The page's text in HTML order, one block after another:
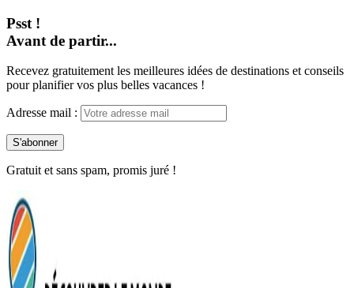
Psst !
Avant de partir...
Recevez gratuitement les meilleures idées de destinations et conseils
pour planifier vos plus belles vacances !
Adresse mail :
Gratuit et sans spam, promis juré !